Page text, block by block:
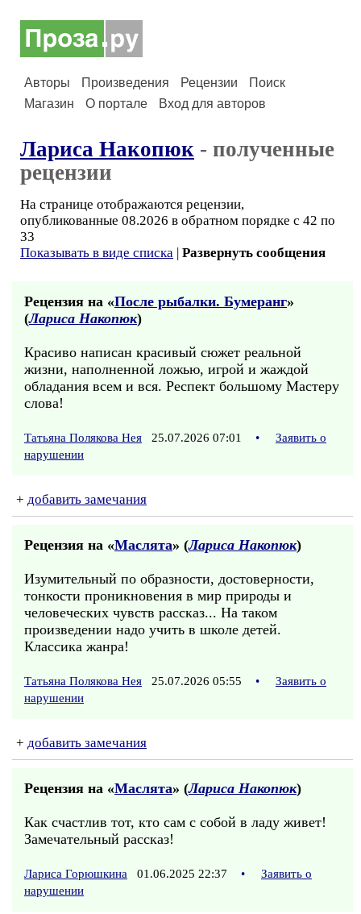
Авторы Произведения Рецензии
Поиск
Магазин
О портале Вход для авторов
Лариса Накопюк - полученные
рецензии
На странице отображаются рецензии,
опубликованные 08.2026 в обратном порядке с 42 по
33
Показывать в виде списка | Развернуть сообщения
Рецензия на «После рыбалки. Бумеранг»
(Лариса Накопюк)
Красиво написан красивый сюжет реальной
жизни, наполненной ложью, игрой и жаждой
обладания всем и вся. Респект большому Мастеру
слова!
Татьяна Полякова Нея 25.07.2026 07:01 •
Заявить о
нарушении
+ добавить замечания
Рецензия на «Маслята» (Лариса Накопюк)
Изумительный по образности, достоверности,
тонкости проникновения в мир природы и
человеческих чувств рассказ... На таком
произведении надо учить в школе детей.
Классика жанра!
Татьяна Полякова Нея 25.07.2026 05:55 •
Заявить о
нарушении
+ добавить замечания
Рецензия на «Маслята» (Лариса Накопюк)
Как счастлив тот, кто сам с собой в ладу живет!
Замечательный рассказ!
Лариса Горюшкина 01.06.2025 22:37 •
Заявить о
нарушении